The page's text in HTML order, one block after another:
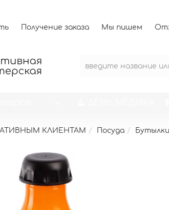
Получение заказа Мы пишем
КЛИЕНТАМ Посуда